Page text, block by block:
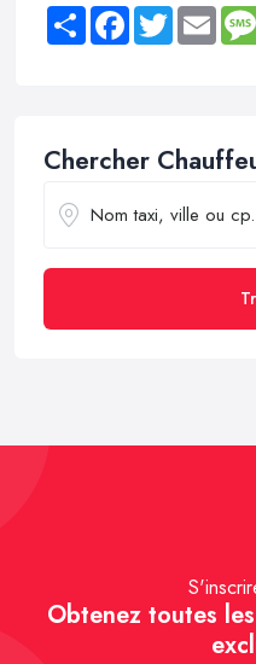
Share FacebookTwitter Email
Chercher
Obtenez toutes